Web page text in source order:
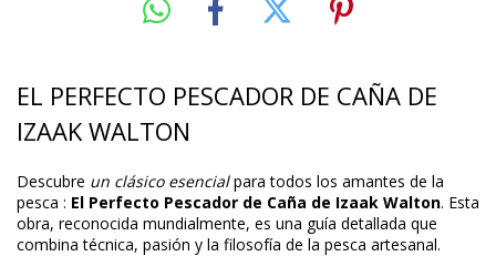
EL PERFECTO PESCADOR DE CAÑA DE
IZAAK WALTON
Descubre un clásico esencialpara todos los amantes de la
pesca : El Perfecto Pescador de Caña de Izaak Walton. Esta
obra, reconocida mundialmente, es una guía detallada que
combina técnica, pasión y la filosofía de la pesca artesanal.